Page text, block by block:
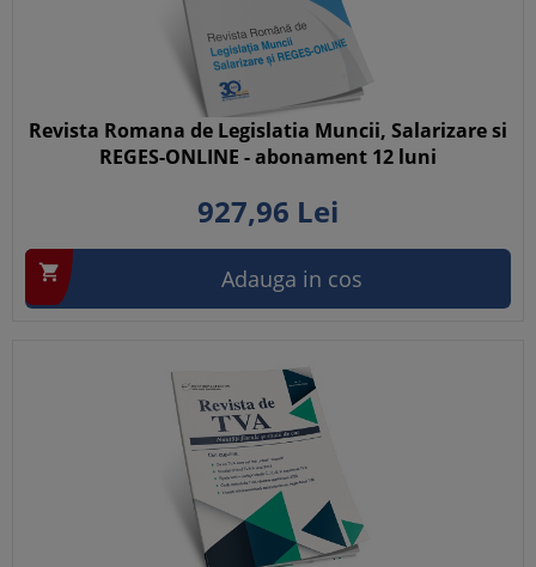
Revista Romana de Legislatia Muncii, Salarizare si
REGES-ONLINE - abonament 12 luni
927,96 Lei
 Adauga in cos